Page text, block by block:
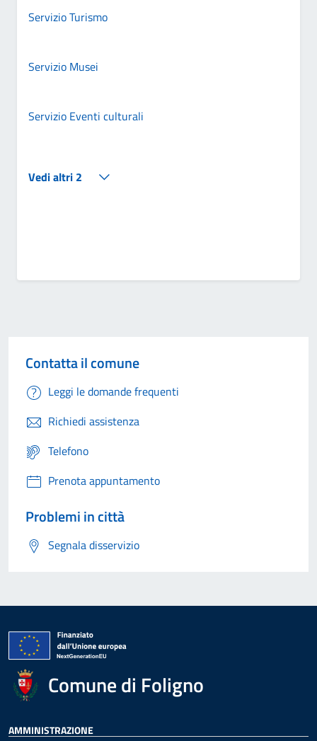
Servizio Turismo
Servizio Musei
Servizio Eventi culturali
Vedi altri 2
Contatta il comune
Leggi le domande frequenti
Richiedi assistenza
Telefono
Prenota appuntamento
Problemi in città
Segnala disservizio
Comune di Foligno
AMMINISTRAZIONE